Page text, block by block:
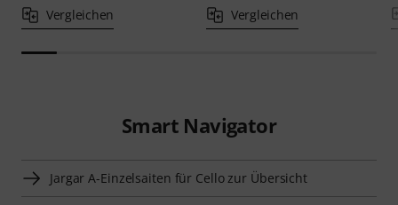
Vergleichen Vergleichen
Smart Navigator
Jargar A-Einzelsaiten für Cello zur Übersicht